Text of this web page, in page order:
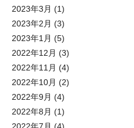
2023年3月 (1)
2023年2月 (3)
2023年1月 (5)
2022年12月 (3)
2022年11月 (4)
2022年10月 (2)
2022年9月 (4)
2022年8月 (1)